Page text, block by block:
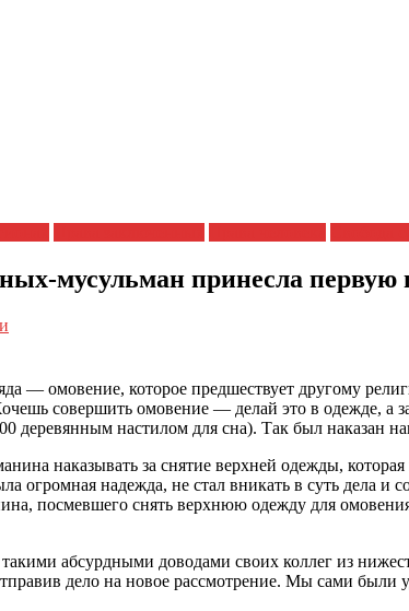
мусульман принесла первую
— омовение, которое предшествует другому
совершить омовение — делай это в одежде, а
деревянным настилом для сна). Так был наказан
наказывать за снятие верхней одежды,
огромная надежда, не стал вникать в суть дела и
посмевшего снять верхнюю одежду для
абсурдными доводами своих коллег из
дело на новое рассмотрение. Мы сами